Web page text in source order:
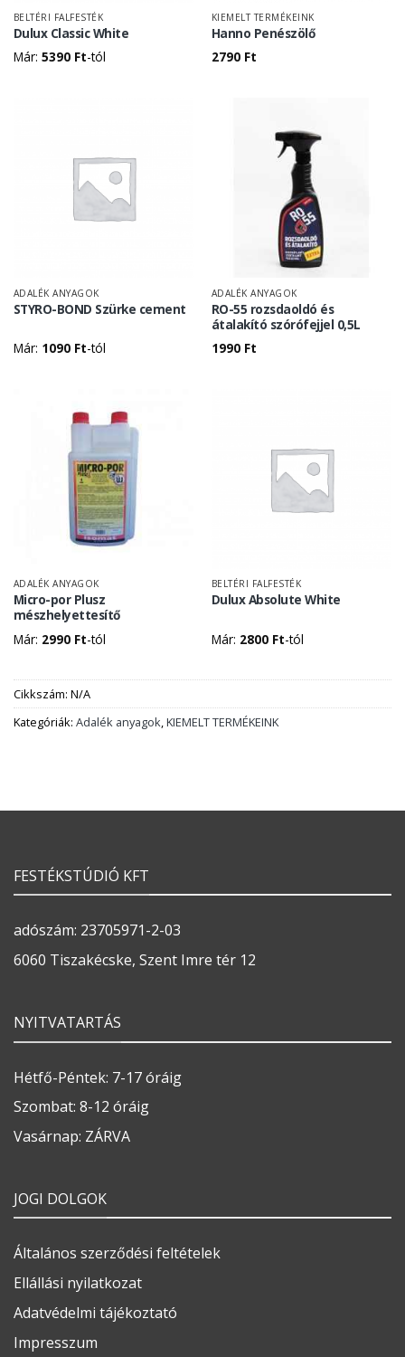
BELTÉRI FALFESTÉK
Dulux Classic White
Már: 5390 Ft-tól
KIEMELT TERMÉKEINK
Hanno Penészölő
2790 Ft
ADALÉK ANYAGOK
STYRO-BOND Szürke cement
Már: 1090 Ft-tól
ADALÉK ANYAGOK
RO-55 rozsdaoldó és
átalakító szórófejjel 0,5L
1990 Ft
ADALÉK ANYAGOK
Micro-por Plusz
mészhelyettesítő
Már: 2990 Ft-tól
BELTÉRI FALFESTÉK
Dulux Absolute White
Már: 2800 Ft-tól
Cikkszám: N/A
Kategóriák: Adalék anyagok,KIEMELT TERMÉKEINK
FESTÉKSTÚDIÓ KFT
adószám: 23705971-2-03
6060 Tiszakécske, Szent Imre tér 12
NYITVATARTÁS
Hétfő-Péntek: 7-17 óráig
Szombat: 8-12 óráig
Vasárnap: ZÁRVA
JOGI DOLGOK
Általános szerződési feltételek
Ellállási nyilatkozat
Adatvédelmi tájékoztató
Impresszum